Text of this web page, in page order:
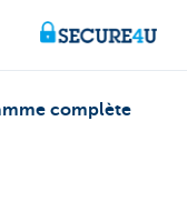
complète